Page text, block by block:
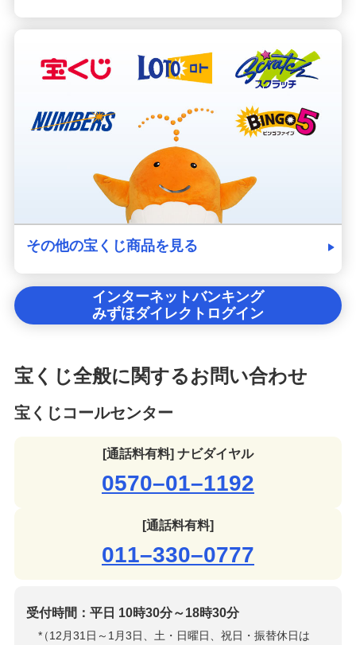
その他の宝くじ商品を見る
インターネットバンキング
みずほダイレクトログイン
宝くじ全般に関するお問い合わせ
宝くじコールセンター
[通話料有料] ナビダイヤル
0570–01–1192
[通話料有料]
011–330–0777
受付時間：平日 10時30分～18時30分
*
（12月31日～1月3日、土・日曜日、祝日・振替休日は